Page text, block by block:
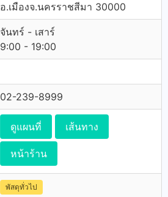
อ.เมืองจ.นครราชสีมา 30000
จันทร์ - เสาร์
9:00 - 19:00
02-239-8999
ดูแผนที่ เส้นทาง
หน้าร้าน
พัสดุทั่วไป